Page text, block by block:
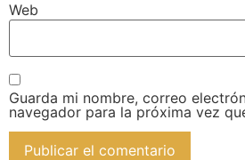
Web
Guarda mi nombre, correo
navegador para la próxima vez